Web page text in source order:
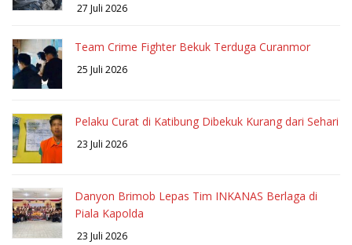
27 Juli 2026
Team Crime Fighter Bekuk Terduga Curanmor
25 Juli 2026
Pelaku Curat di Katibung Dibekuk Kurang dari Sehari
23 Juli 2026
Danyon Brimob Lepas Tim INKANAS Berlaga di
Piala Kapolda
23 Juli 2026